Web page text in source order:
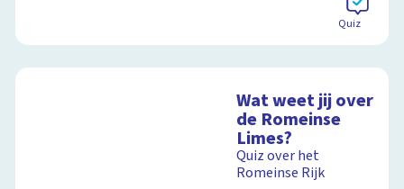
Quiz
Wat weet jij over
de Romeinse
Limes?
Quiz over het
Romeinse Rijk